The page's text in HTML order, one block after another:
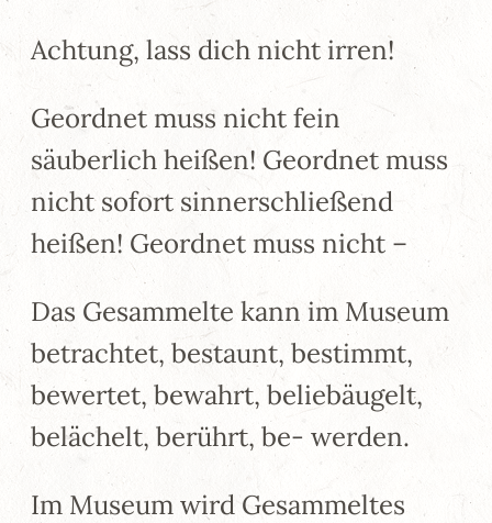
Achtung, lass dich nicht irren!
Geordnet muss nicht fein
säuberlich heißen! Geordnet muss
nicht sofort sinnerschließend
heißen! Geordnet muss nicht –
Das Gesammelte kann im Museum
betrachtet, bestaunt, bestimmt,
bewertet, bewahrt, beliebäugelt,
belächelt, berührt, be- werden.
Im Museum wird Gesammeltes